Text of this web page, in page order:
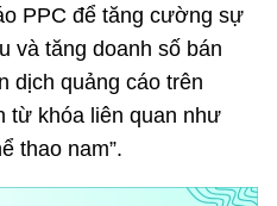
PPC để tăng cường sự
và tăng doanh số bán
dịch quảng cáo trên
từ khóa liên quan như
thao nam”.